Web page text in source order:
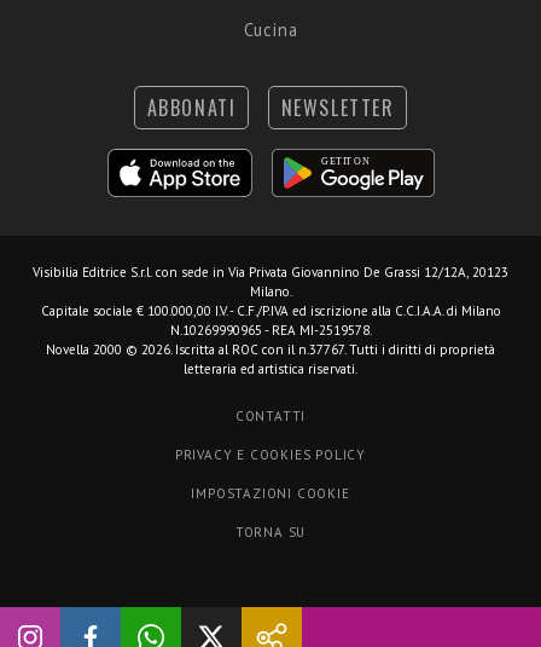
Cucina
ABBONATI NEWSLETTER
Visibilia Editrice S.r.l. con sede in Via Privata Giovannino De Grassi 12/12A, 20123
Milano.
Capitale sociale € 100.000,00 I.V. - C.F./P.IVA ed iscrizione alla C.C.I.A.A. di Milano
N.10269990965 - REA MI-2519578.
Novella 2000 © 2026. Iscritta al ROC con il n.37767. Tutti i diritti di proprietà
letteraria ed artistica riservati.
CONTATTI
PRIVACY E COOKIES POLICY
IMPOSTAZIONI COOKIE
TORNA SU